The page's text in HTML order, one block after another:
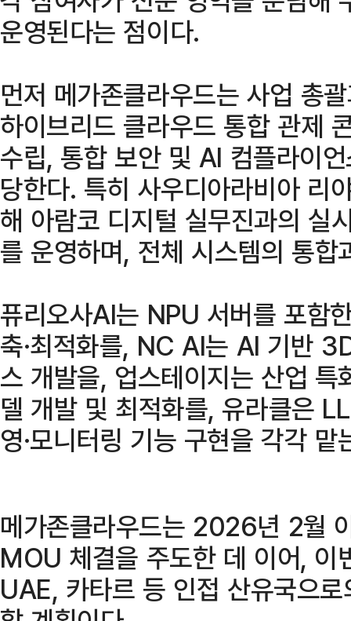
운영된다는 점이다.
먼저 메가존클라우드는 사업 총
하이브리드 클라우드 통합 관제
수립, 통합 보안 및 AI 컴플라이
당한다. 특히 사우디아라비아 리
해 아람코 디지털 실무진과의 실
를 운영하며, 전체 시스템의 통
퓨리오사AI는 NPU 서버를 포함
축·최적화를, NC AI는 AI 기반
스 개발을, 업스테이지는 산업
델 개발 및 최적화를, 유라클은
영·모니터링 기능 구현을 각각 맡
메가존클라우드는 2026년 2월
MOU 체결을 주도한 데 이어, 이
UAE, 카타르 등 인접 산유국으